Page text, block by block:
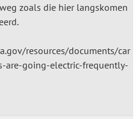
zoals die hier langskomen
resources/documents/car
are-going-electric-frequently-